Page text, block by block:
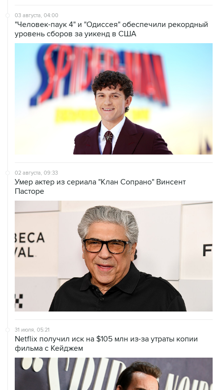
03 августа, 04:00
"Человек-паук 4" и "Одиссея" обеспечили рекордный
уровень сборов за уикенд в США
02 августа, 09:33
Умер актер из сериала "Клан Сопрано" Винсент
Пасторе
31 июля, 05:21
Netflix получил иск на $105 млн из-за утраты копии
фильма с Кейджем